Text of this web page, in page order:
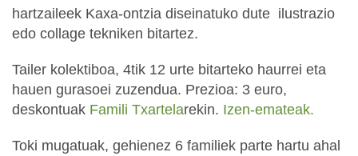
hartzaileek Kaxa-ontzia diseinatuko dute ilustrazio
edo collage tekniken bitartez.
Tailer kolektiboa, 4tik 12 urte bitarteko haurrei eta
hauen gurasoei zuzendua. Prezioa: 3 euro,
deskontuak Famili Txartelarekin. Izen-emateak.
Toki mugatuak, gehienez 6 familiek parte hartu ahal